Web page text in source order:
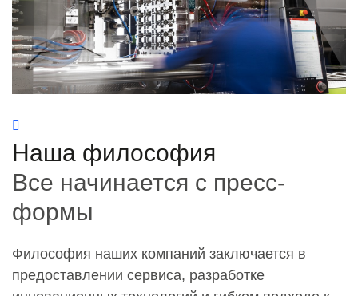
Наша философия
Все начинается с пресс-
формы
Философия наших компаний заключается в
предоставлении сервиса, разработке